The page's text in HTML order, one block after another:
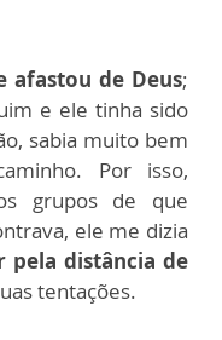
afastou de Deus;
e ele tinha sido
sabia muito bem
Por isso,
grupos de que
ele me dizia
pela distância de
tentações.